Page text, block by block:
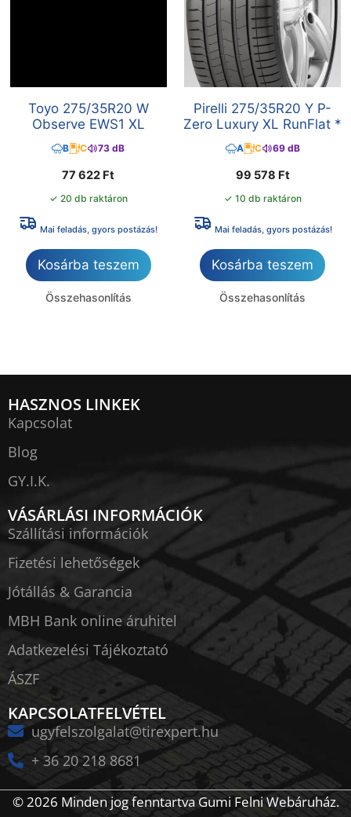
Toyo 275/35R20 W
Observe EWS1 XL
B C 73 dB
77 622 Ft
✓ 20 db raktáron
Mai feladás, gyors postázás!
Kosárba teszem
Összehasonlítás
Pirelli 275/35R20 Y P-
Zero Luxury XL RunFlat *
A C 69 dB
99 578 Ft
✓ 10 db raktáron
Mai feladás, gyors postázás!
Kosárba teszem
Összehasonlítás
HASZNOS LINKEK
Kapcsolat
Blog
GY.I.K.
VÁSÁRLÁSI INFORMÁCIÓK
Szállítási információk
Fizetési lehetőségek
Jótállás & Garancia
MBH Bank online áruhitel
Adatkezelési Tájékoztató
ÁSZF
KAPCSOLATFELVÉTEL
ugyfelszolgalat@tirexpert.hu
+ 36 20 218 8681
© 2026 Minden jog fenntartva Gumi Felni Webáruház.